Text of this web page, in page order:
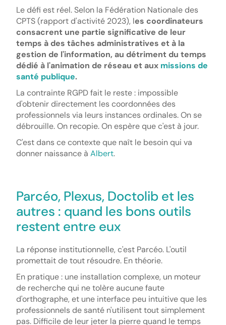
Le défi est réel. Selon la Fédération Nationale des
CPTS (rapport d'activité 2023), les coordinateurs
consacrent une partie significative de leur
temps à des tâches administratives et à la
gestion de l'information, au détriment du temps
dédié à l'animation de réseau et aux missions de
santé publique.
La contrainte RGPD fait le reste : impossible
d'obtenir directement les coordonnées des
professionnels via leurs instances ordinales. On se
débrouille. On recopie. On espère que c'est à jour.
C'est dans ce contexte que naît le besoin qui va
donner naissance à Albert.
Parcéo, Plexus, Doctolib et les
autres : quand les bons outils
restent entre eux
La réponse institutionnelle, c'est Parcéo. L'outil
promettait de tout résoudre. En théorie.
En pratique : une installation complexe, un moteur
de recherche qui ne tolère aucune faute
d'orthographe, et une interface peu intuitive que les
professionnels de santé n'utilisent tout simplement
pas. Difficile de leur jeter la pierre quand le temps